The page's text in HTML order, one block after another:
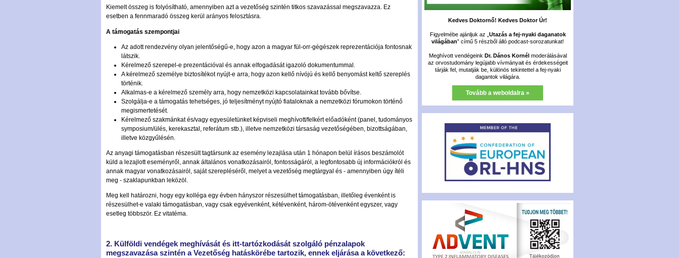
Kiemelt összeg is folyósítható, amennyiben azt a vezetőség szintén titkos szavazással megszavazza. Ez
esetben a fennmaradó összeg kerül arányos felosztásra.
A támogatás szempontjai
Az adott rendezvény olyan jelentőségű-e, hogy azon a magyar fül-orr-gégészek reprezentációja fontosnak
látszik.
Kérelmező szerepel-e prezentációval és annak elfogadását igazoló dokumentummal.
A kérelmező személye biztosítékot nyújt-e arra, hogy azon kellő nívójú és kellő benyomást keltő szereplés
történik.
Alkalmas-e a kérelmező személy arra, hogy nemzetközi kapcsolatainkat tovább bővítse.
Szolgálja-e a támogatás tehetséges, jó teljesítményt nyújtó fiataloknak a nemzetközi fórumokon történő
megismertetését.
Kérelmező szakmánkat és/vagy egyesületünket képviseli meghívott/felkért előadóként (panel, tudományos
symposium/ülés, kerekasztal, referátum stb.), illetve nemzetközi társaság vezetőségében, bizottságában,
illetve közgyűlésén.
Az anyagi támogatásban részesült tagtársunk az esemény lezajlása után 1 hónapon belül írásos beszámolót
küld a lezajlott eseményről, annak általános vonatkozásairól, fontosságáról, a legfontosabb új információkról és
annak magyar vonatkozásairól, saját szerepléséről, melyet a vezetőség megtárgyal és - amennyiben úgy ítéli
meg - szaklapunkban leközöl.
Meg kell határozni, hogy egy kolléga egy évben hányszor részesülhet támogatásban, illetőleg évenként is
részesülhet-e valaki támogatásban, vagy csak egyévenként, kétévenként, három-ötévenként egyszer, vagy
esetleg többször. Ez vitatéma.
2. Külföldi vendégek meghívását és itt-tartózkodását szolgáló pénzalapok
megszavazása szintén a Vezetőség hatáskörébe tartozik, ennek eljárása a következő:
Kedves Doktornő! Kedves Doktor Úr!
Figyelmébe ajánljuk az „ Utazás a fej-nyaki daganatok
világában” című 5 részből álló podcast-sorozatunkat!
Meghívott vendégeink Dr. Dános Kornélmoderálásával
az orvostudomány legújabb vívmányait és érdekességeit
tárják fel, mutatják be, különös tekintettel a fej-nyaki
dagantok világára.
Tovább a weboldalra »